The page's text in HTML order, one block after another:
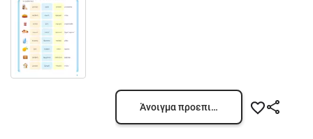
Άνοιγμα προεπισκόπησης